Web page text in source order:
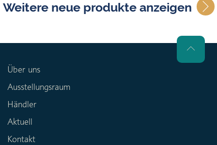
Weitere neue produkte anzeigen
Über uns
Ausstellungsraum
Händler
Aktuell
Kontakt